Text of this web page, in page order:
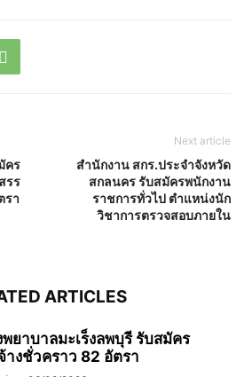
คร
รร
รา
Next article
สำนักงาน สกร.ประจำจังหวัด
สกลนคร รับสมัครพนักงาน
ราชการทั่วไป ตำแหน่งนัก
วิชาการตรวจสอบภายใน
ARTICLES
พยาบาลมะเร็งลพบุรี รับสมัคร
างชั่วคราว 82 อัตรา